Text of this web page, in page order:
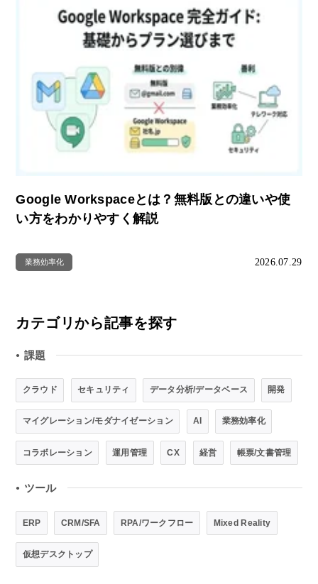
Google Workspaceとは？無料版との違いや使
い方をわかりやすく解説
業務効率化 2026.07.29
カテゴリから記事を探す
● 課題
クラウド セキュリティ データ分析/データベース 開発
マイグレーション/モダナイゼーション AI 業務効率化
コラボレーション 運用管理 CX 経営 帳票/文書管理
● ツール
ERP CRM/SFA RPA/ワークフロー Mixed Reality
仮想デスクトップ